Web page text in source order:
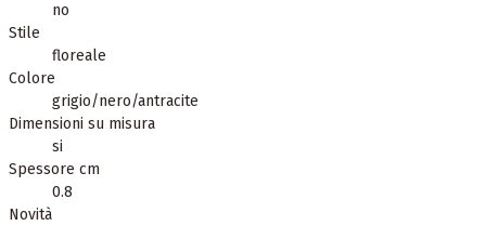
no
Stile
floreale
Colore
grigio/nero/antracite
Dimensioni su misura
si
Spessore cm
0.8
Novità